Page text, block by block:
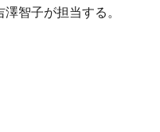
智子が担当する。